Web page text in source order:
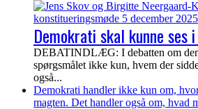
Demokrati skal kunne ses
DEBATINDLÆG: I debatten om
spørgsmålet ikke kun, hvem der
også...
Demokrati handler ikke kun om,
magten. Det handler også om, hvad